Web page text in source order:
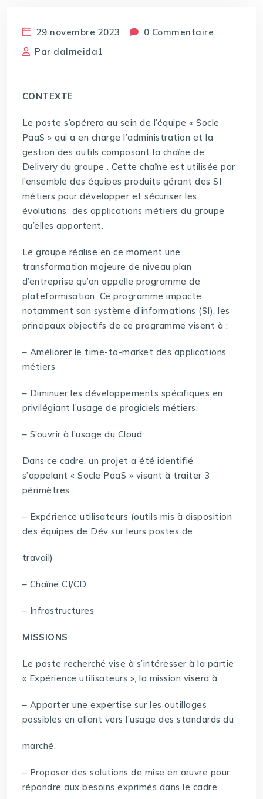
29 novembre 2023
0 Commentaire
Par dalmeida1
CONTEXTE
Le poste s’opérera au sein de l’équipe « Socle
PaaS » qui a en charge l’administration et la
gestion des outils composant la chaîne de
Delivery du groupe . Cette chaîne est utilisée par
l’ensemble des équipes produits gérant des SI
métiers pour développer et sécuriser les
évolutions des applications métiers du groupe
qu’elles apportent.
Le groupe réalise en ce moment une
transformation majeure de niveau plan
d’entreprise qu’on appelle programme de
plateformisation. Ce programme impacte
notamment son système d’informations (SI), les
principaux objectifs de ce programme visent à :
– Améliorer le time-to-market des applications
métiers
– Diminuer les développements spécifiques en
privilégiant l’usage de progiciels métiers.
– S’ouvrir à l’usage du Cloud
Dans ce cadre, un projet a été identifié
s’appelant « Socle PaaS » visant à traiter 3
périmètres :
– Expérience utilisateurs (outils mis à disposition
des équipes de Dév sur leurs postes de
travail)
– Chaîne CI/CD,
– Infrastructures
MISSIONS
Le poste recherché vise à s’intéresser à la partie
« Expérience utilisateurs », la mission visera à :
– Apporter une expertise sur les outillages
possibles en allant vers l’usage des standards du
marché,
– Proposer des solutions de mise en œuvre pour
répondre aux besoins exprimés dans le cadre